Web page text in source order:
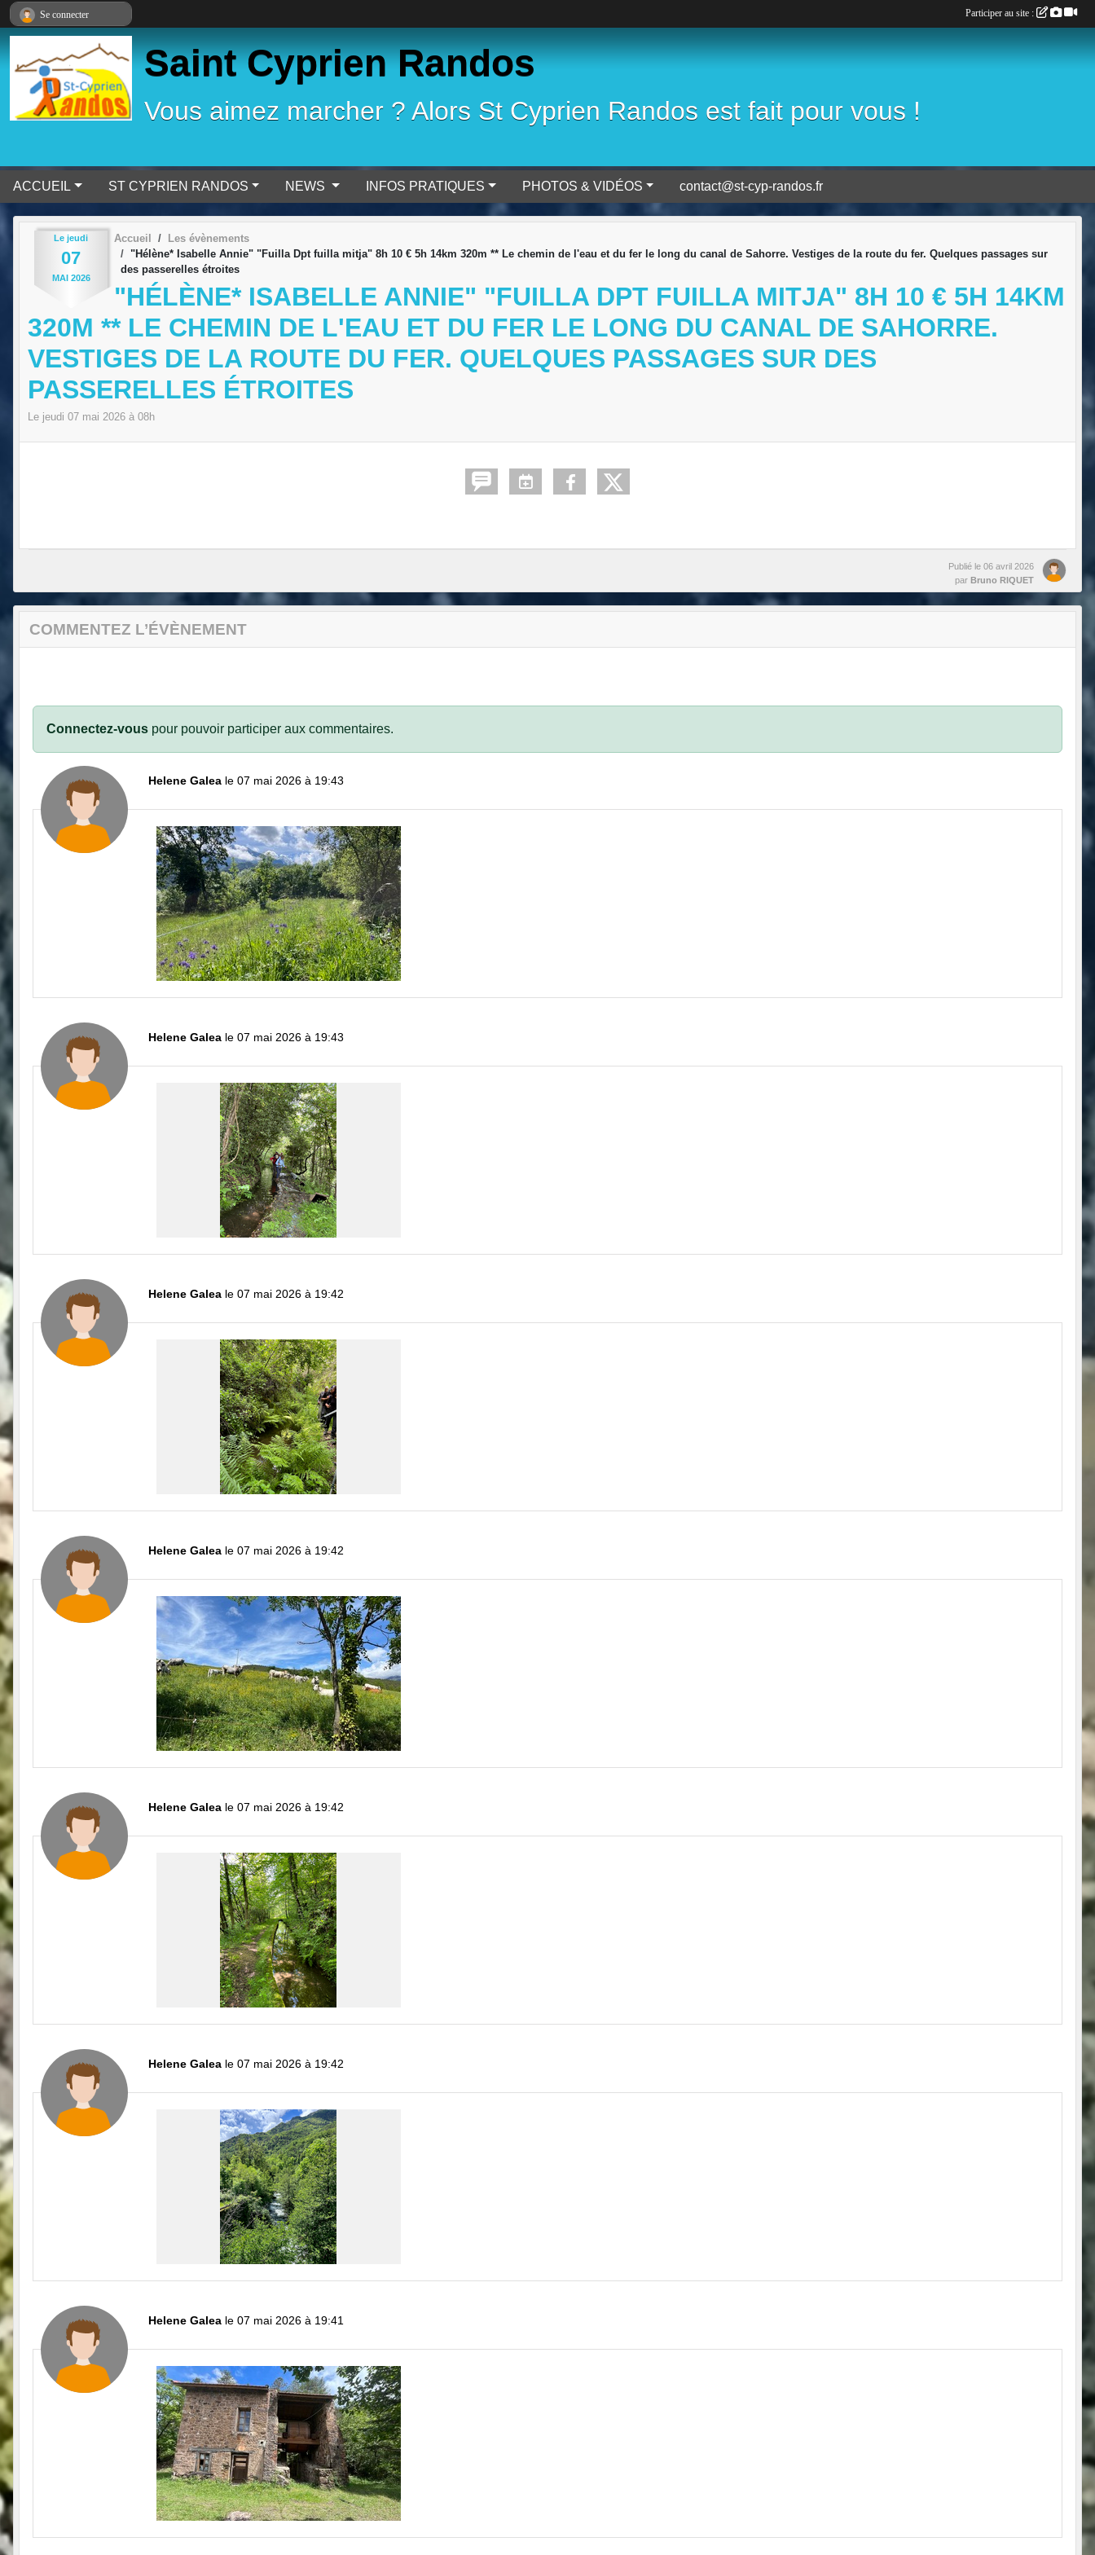
Saint Cyprien Randos
Vous aimez marcher ? Alors St Cyprien Randos est fait pour vous !
ACCUEIL ST CYPRIEN RANDOS NEWS INFOS PRATIQUES PHOTOS & VIDÉOS contact@st-cyp-randos.fr
Le jeudi
07
MAI 2026
Accueil
Les évènements
"Hélène* Isabelle Annie" "Fuilla Dpt fuilla mitja" 8h 10 € 5h 14km 320m ** Le chemin de l'eau et du fer le long du canal de Sahorre. Vestiges de la route du fer. Quelques passages sur
des passerelles étroites
"HÉLÈNE* ISABELLE ANNIE" "FUILLA DPT FUILLA MITJA" 8H 10 € 5H 14KM
320M ** LE CHEMIN DE L'EAU ET DU FER LE LONG DU CANAL DE SAHORRE.
VESTIGES DE LA ROUTE DU FER. QUELQUES PASSAGES SUR DES
PASSERELLES ÉTROITES
Le jeudi 07 mai 2026 à 08h
Publié le 06 avril 2026
par Bruno RIQUET
COMMENTEZ L’ÉVÈNEMENT
Connectez-vous pour pouvoir participer aux commentaires.
Helene Galea le 07 mai 2026 à 19:43
Helene Galea le 07 mai 2026 à 19:43
Helene Galea le 07 mai 2026 à 19:42
Helene Galea le 07 mai 2026 à 19:42
Helene Galea le 07 mai 2026 à 19:42
Helene Galea le 07 mai 2026 à 19:42
Helene Galea le 07 mai 2026 à 19:41
Se connecter Participer au site :
Panneau de gestion des cookies